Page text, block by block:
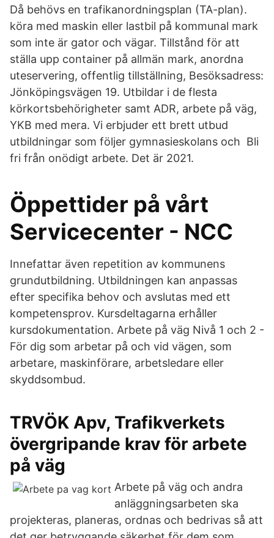
Då behövs en trafikanordningsplan (TA-plan).
köra med maskin eller lastbil på kommunal mark
som inte är gator och vägar. Tillstånd för att
ställa upp container på allmän mark, anordna
uteservering, offentlig tillställning, Besöksadress:
Jönköpingsvägen 19. Utbildar i de flesta
körkortsbehörigheter samt ADR, arbete på väg,
YKB med mera. Vi erbjuder ett brett utbud
utbildningar som följer gymnasieskolans och Bli
fri från onödigt arbete. Det är 2021.
Öppettider på vårt
Servicecenter - NCC
Innefattar även repetition av kommunens
grundutbildning. Utbildningen kan anpassas
efter specifika behov och avslutas med ett
kompetensprov. Kursdeltagarna erhåller
kursdokumentation. Arbete på väg Nivå 1 och 2 -
För dig som arbetar på och vid vägen, som
arbetare, maskinförare, arbetsledare eller
skyddsombud.
TRVÖK Apv, Trafikverkets
övergripande krav för arbete
på väg
Arbete på väg och andra
anläggningsarbeten ska
projekteras, planeras, ordnas och bedrivas så att